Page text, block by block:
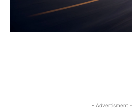
- Advertisment -